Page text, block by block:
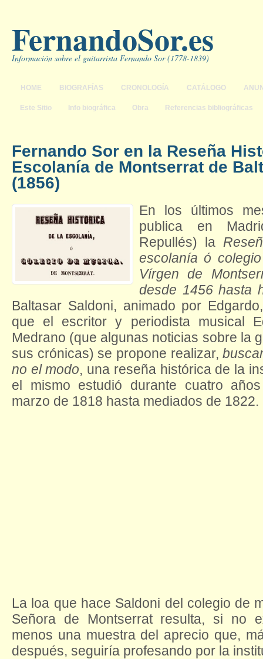
FernandoSor.es
Información sobre el guitarrista Fernando Sor (1778-1839)
HOME BIOGRAFÍAS CRONOLOGÍA CATÁLOGO
Este Sitio Info biográfica Obra Referencias bibliográficas
Fernando Sor en la Reseña
Escolanía de Montserrat de
(1856)
En los últimos
publica en
Repullés) la
escolanía ó
Vírgen de
desde 1456 hasta
Baltasar Saldoni, animado por
que el escritor y periodista musical
Medrano (que algunas noticias sobre la
sus crónicas) se propone realizar,
no el modo, una reseña histórica de la
el mismo estudió durante cuatro
marzo de 1818 hasta mediados de 1822.
La loa que hace Saldoni del colegio de
Señora de Montserrat resulta, si no
menos una muestra del aprecio que,
después, seguiría profesando por la